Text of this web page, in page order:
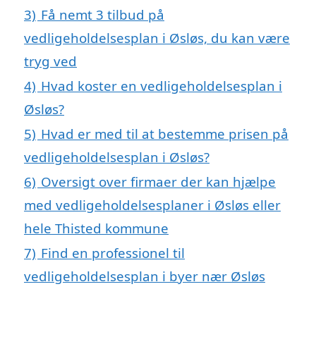
3) Få nemt 3 tilbud på
vedligeholdelsesplan i Øsløs, du kan være
tryg ved
4) Hvad koster en vedligeholdelsesplan i
Øsløs?
5) Hvad er med til at bestemme prisen på
vedligeholdelsesplan i Øsløs?
6) Oversigt over firmaer der kan hjælpe
med vedligeholdelsesplaner i Øsløs eller
hele Thisted kommune
7) Find en professionel til
vedligeholdelsesplan i byer nær Øsløs